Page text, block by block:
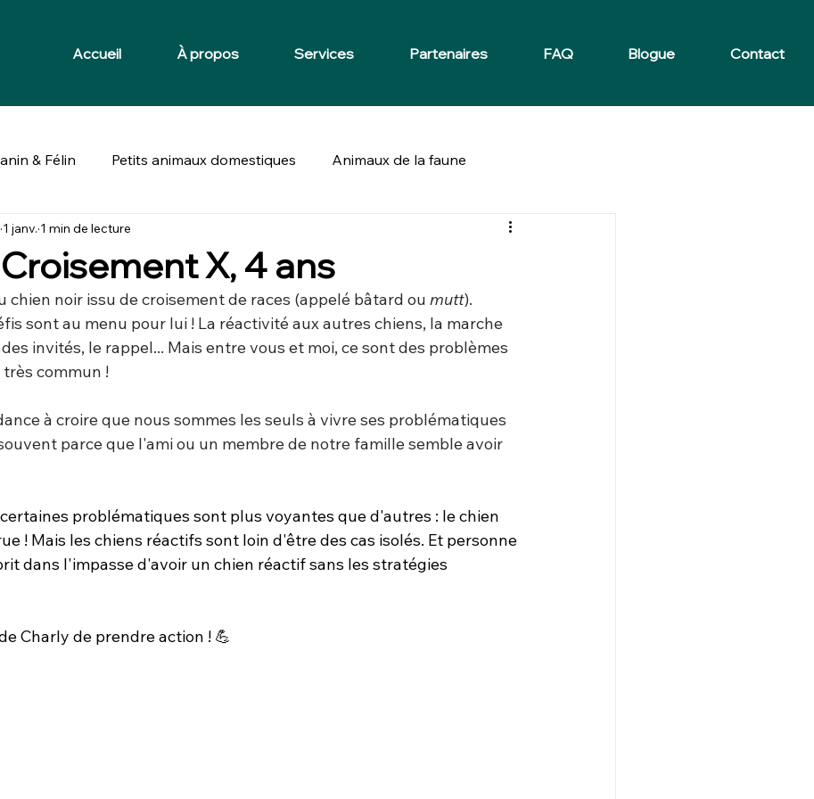
Accueil À propos Services Partenaires FAQ Blogue Contact
& Félin Petits animaux domestiques Animaux de la faune
X, 4 ans
1 janv. 1 min de lecture
chien noir issu de croisement de races (appelé bâtard ou mutt).
sont au menu pour lui ! La réactivité aux autres chiens, la marche
invités, le rappel... Mais entre vous et moi, ce sont des problèmes
commun !
à croire que nous sommes les seuls à vivre ses problématiques
parce que l'ami ou un membre de notre famille semble avoir
problématiques sont plus voyantes que d'autres : le chien
! Mais les chiens réactifs sont loin d'être des cas isolés. Et personne
dans l'impasse d'avoir un chien réactif sans les stratégies
Charly de prendre action ! 💪